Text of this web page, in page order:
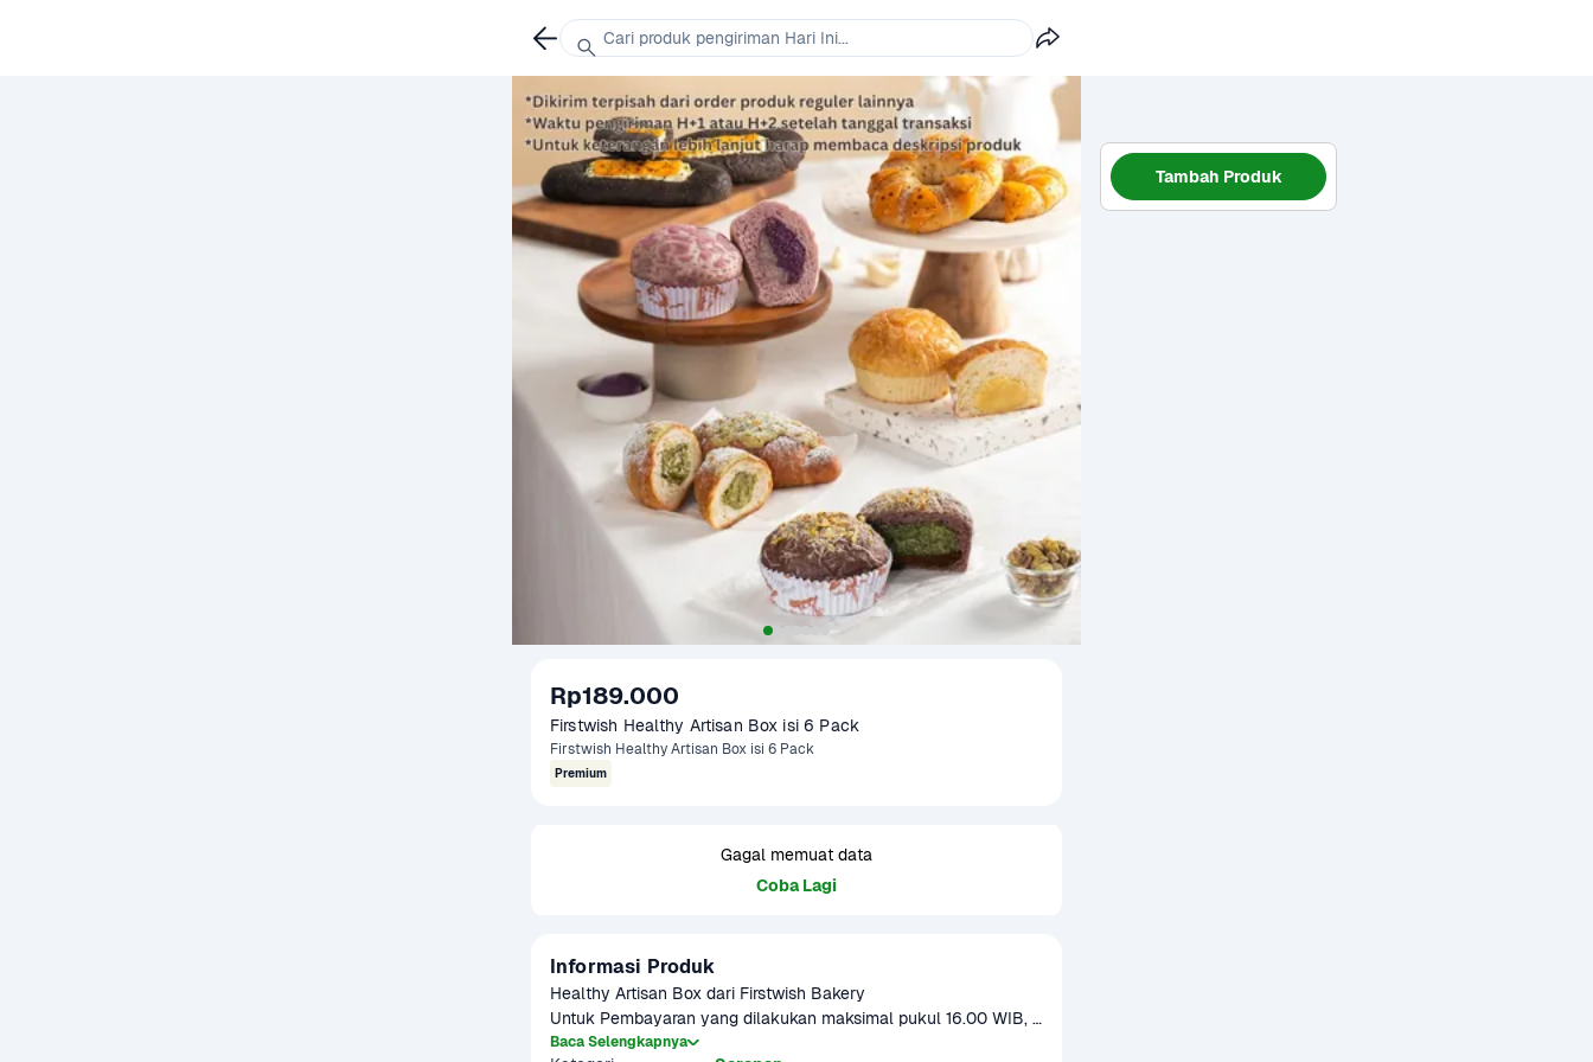
Rp189.000
Firstwish Healthy Artisan Box isi 6 Pack
Firstwish Healthy Artisan Box isi 6 Pack
Premium
Gagal memuat data
Coba Lagi
Informasi Produk
Healthy Artisan Box dari Firstwish Bakery
Untuk Pembayaran yang dilakukan maksimal pukul 16.00 WIB,
paket akan dikirimkan H+1 dari tanggal pembelian dengan
Baca Selengkapnya
Tambah Produk
Cari produk pengiriman Hari Ini...